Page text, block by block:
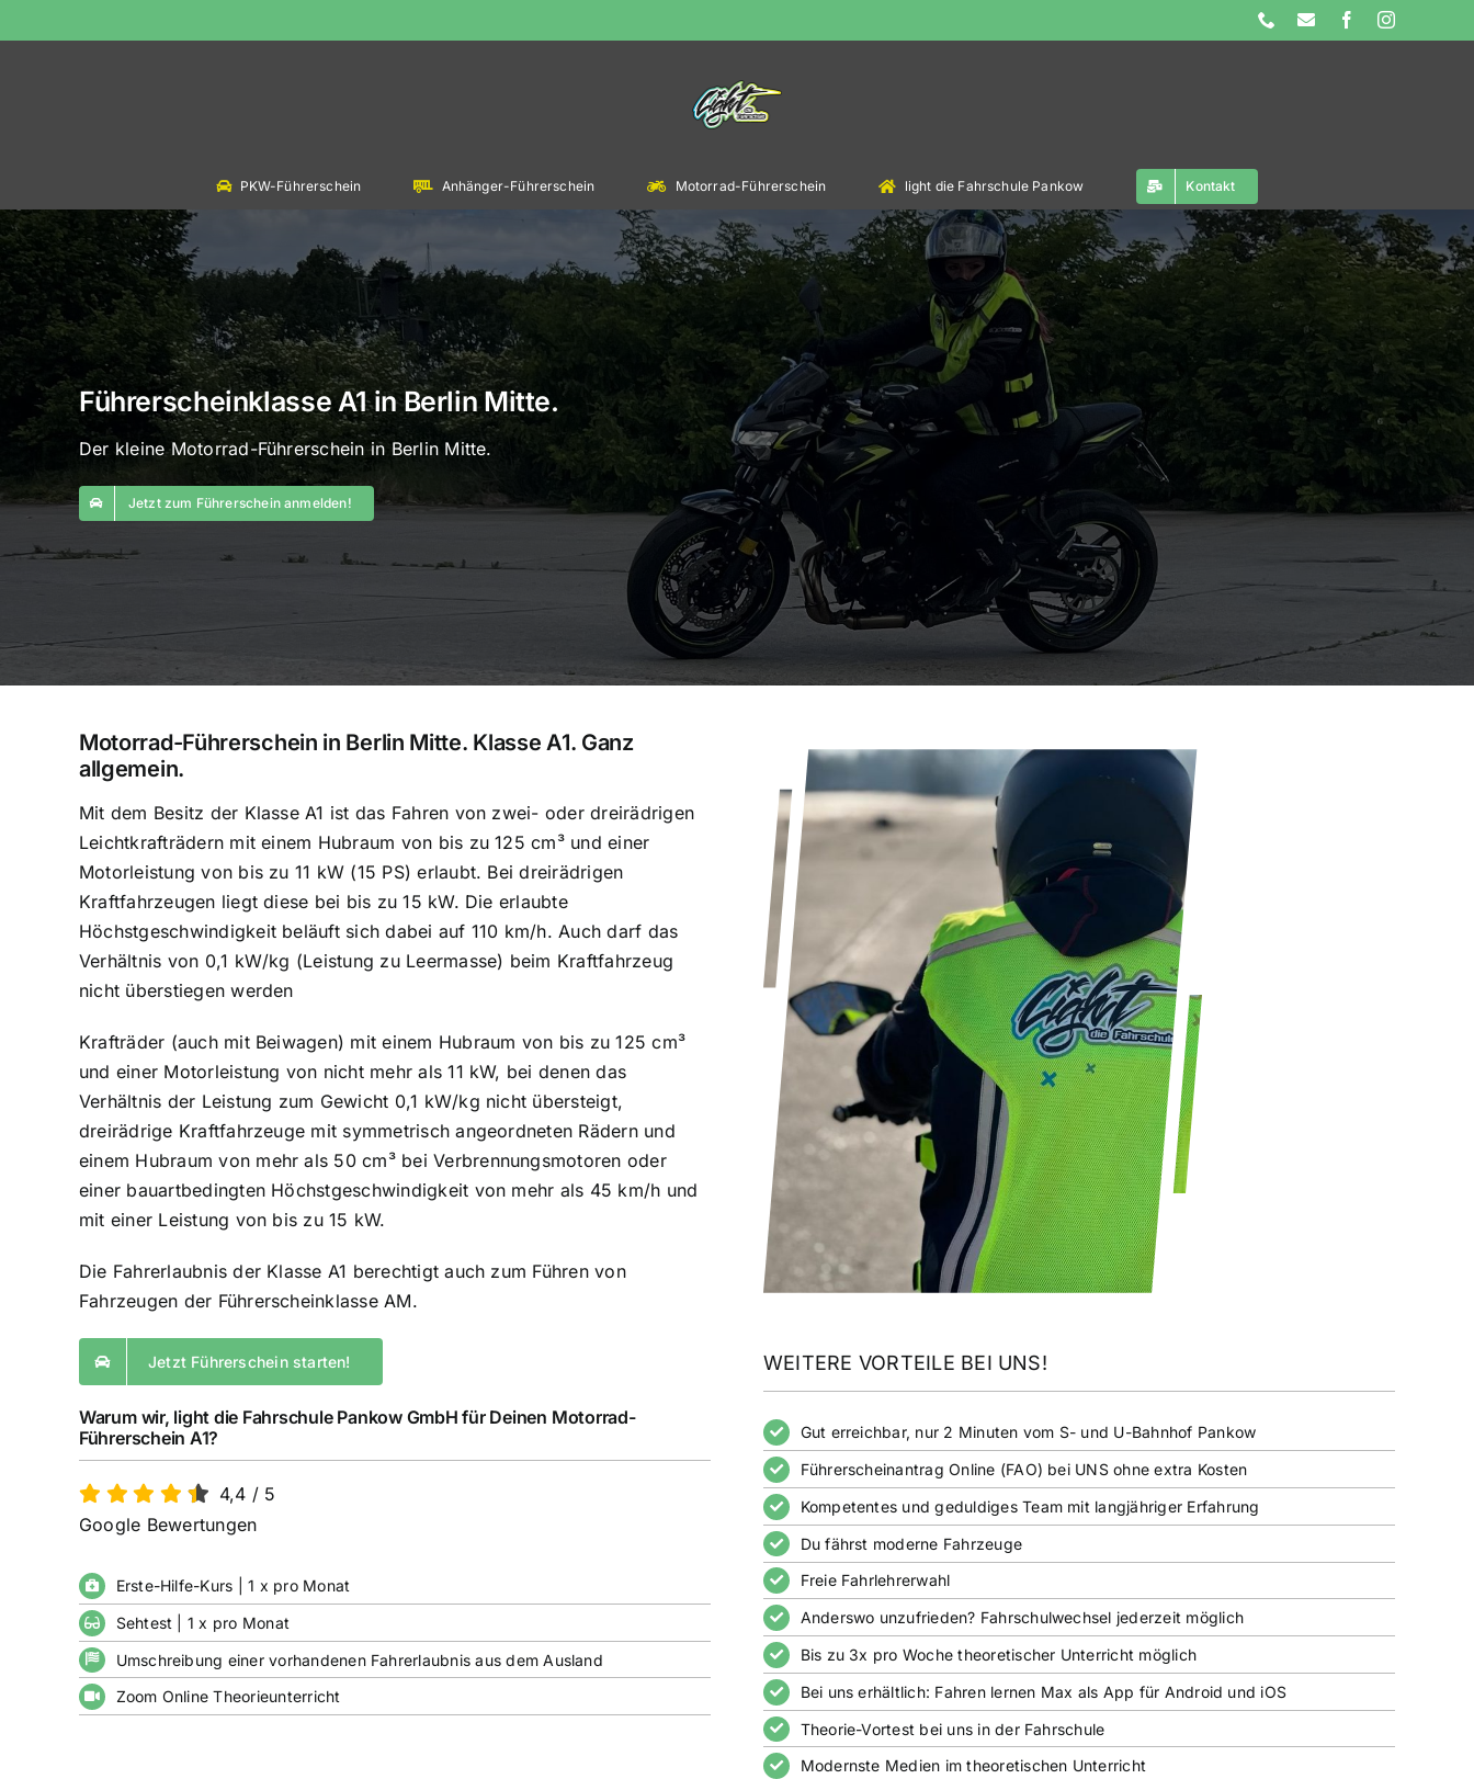
to
PhoneE-
FacebookInstagram
PKW-Führerschein Anhänger-Führerschein Motorrad-Führerschein light die Fahrschule Pankow Kontakt
Führerscheinklasse A1 in Berlin Mitte.
Der kleine Motorrad-Führerschein in Berlin Mitte.
Jetzt zum Führerschein anmelden!
Motorrad-Führerschein in Berlin Mitte. Klasse A1. Ganz
allgemein.
Mit dem Besitz der Klasse A1 ist das Fahren von zwei- oder dreirädrigen
Leichtkrafträdern mit einem Hubraum von bis zu 125 cm³ und einer
Motorleistung von bis zu 11 kW (15 PS) erlaubt. Bei dreirädrigen
Kraftfahrzeugen liegt diese bei bis zu 15 kW. Die erlaubte
Höchstgeschwindigkeit beläuft sich dabei auf 110 km/h. Auch darf das
Verhältnis von 0,1 kW/kg (Leistung zu Leermasse) beim Kraftfahrzeug
nicht überstiegen werden
Krafträder (auch mit Beiwagen) mit einem Hubraum von bis zu 125 cm³
und einer Motorleistung von nicht mehr als 11 kW, bei denen das
Verhältnis der Leistung zum Gewicht 0,1 kW/kg nicht übersteigt,
dreirädrige Kraftfahrzeuge mit symmetrisch angeordneten Rädern und
einem Hubraum von mehr als 50 cm³ bei Verbrennungsmotoren oder
einer bauartbedingten Höchstgeschwindigkeit von mehr als 45 km/h und
mit einer Leistung von bis zu 15 kW.
Die Fahrerlaubnis der Klasse A1 berechtigt auch zum Führen von
Fahrzeugen der Führerscheinklasse AM.
Jetzt Führerschein starten!
Warum wir, light die Fahrschule Pankow GmbH für Deinen Motorrad-
Führerschein A1?
4,4 / 5
Google Bewertungen
Erste-Hilfe-Kurs | 1 x pro Monat
Sehtest | 1 x pro Monat
Umschreibung einer vorhandenen Fahrerlaubnis aus dem Ausland
Zoom Online Theorieunterricht
WEITERE VORTEILE BEI UNS!
Gut erreichbar, nur 2 Minuten vom S- und U-Bahnhof Pankow
Führerscheinantrag Online (FAO) bei UNS ohne extra Kosten
Kompetentes und geduldiges Team mit langjähriger Erfahrung
Du fährst moderne Fahrzeuge
Freie Fahrlehrerwahl
Anderswo unzufrieden? Fahrschulwechsel jederzeit möglich
Bis zu 3x pro Woche theoretischer Unterricht möglich
Bei uns erhältlich: Fahren lernen Max als App für Android und iOS
Theorie-Vortest bei uns in der Fahrschule
Modernste Medien im theoretischen Unterricht